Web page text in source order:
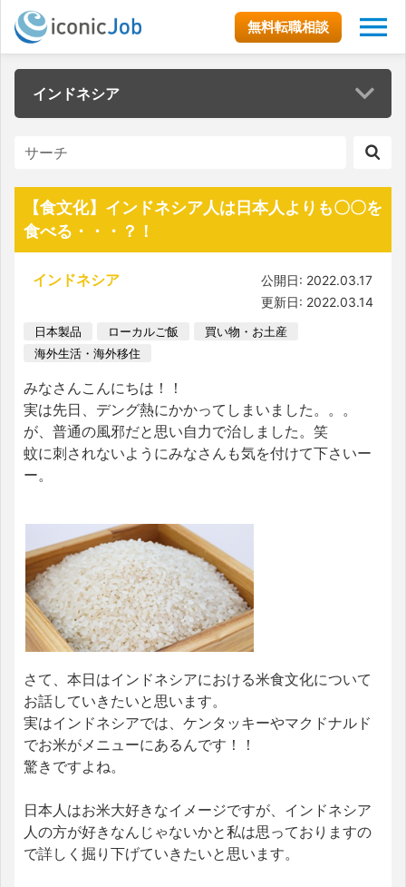
無料転職相談
インドネシア
【食文化】インドネシア人は日本人よりも〇〇を
食べる・・・？！
インドネシア
公開日: 2022.03.17
更新日: 2022.03.14
日本製品 ローカルご飯
買い物・お土産
海外生活・海外移住
みなさんこんにちは！！
実は先日、デング熱にかかってしまいました。。。
が、普通の風邪だと思い自力で治しました。笑
蚊に刺されないようにみなさんも気を付けて下さいー
ー。
さて、本日はインドネシアにおける米食文化について
お話していきたいと思います。
実はインドネシアでは、ケンタッキーやマクドナルド
でお米がメニューにあるんです！！
驚きですよね。
日本人はお米大好きなイメージですが、インドネシア
人の方が好きなんじゃないかと私は思っておりますの
で詳しく掘り下げていきたいと思います。